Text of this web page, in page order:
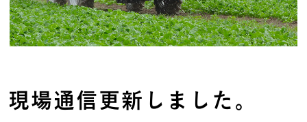
現場通信更新しました。